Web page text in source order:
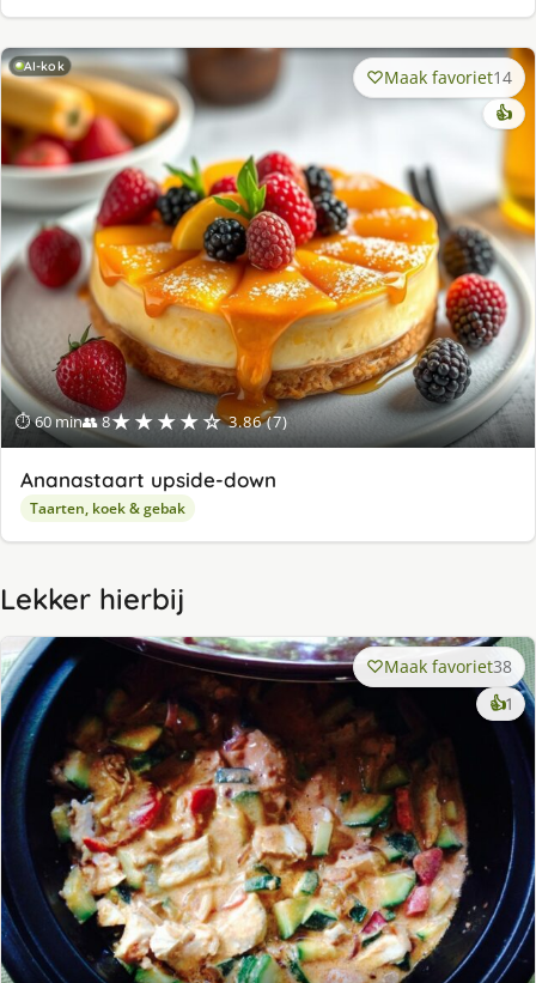
AI-kok
⏱ 60 min👥 8★★★★☆ 3.86 (7)
Maak favoriet14
👍
Ananastaart upside-down
Taarten, koek & gebak
Lekker hierbij
Maak favoriet38
👍1